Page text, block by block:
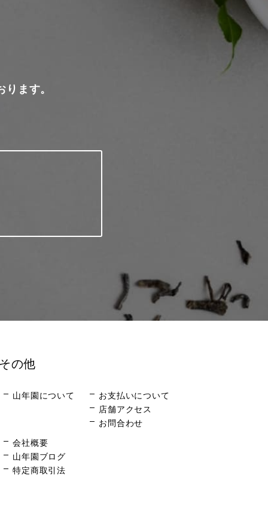
ます。
の他
山年園について
お支払いについて
店舗アクセス
お問合わせ
会社概要
山年園ブログ
特定商取引法